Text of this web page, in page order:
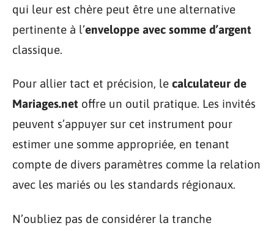
qui leur est chère peut être une alternative
pertinente à l’enveloppe avec somme d’argent
classique.
Pour allier tact et précision, le calculateur de
Mariages.net offre un outil pratique. Les invités
peuvent s’appuyer sur cet instrument pour
estimer une somme appropriée, en tenant
compte de divers paramètres comme la relation
avec les mariés ou les standards régionaux.
N’oubliez pas de considérer la tranche